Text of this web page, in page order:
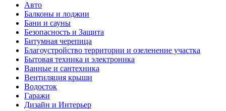
Авто
Балконы и лоджии
Бани и сауны
Безопасность и Защита
Битумная черепица
Благоустройство территории и озеленение участка
Бытовая техника и электроника
Ванные и сантехника
Вентиляция крыши
Водосток
Гаражи
Дизайн и Интерьер